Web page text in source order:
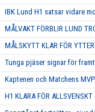
IBK Lund H1 satsar vidare
MÅLVAKT FÖRBLIR LUND
MÅLSKYTT KLAR FÖR
Tunga pjäser signar för
Kaptenen och Matchens
H1 KLARA FÖR ALLSVENSKT